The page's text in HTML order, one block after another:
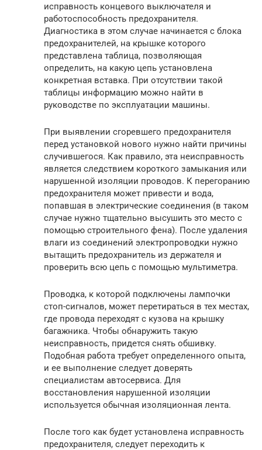
исправность концевого выключателя и
работоспособность предохранителя.
Диагностика в этом случае начинается с блока
предохранителей, на крышке которого
представлена таблица, позволяющая
определить, на какую цепь установлена
конкретная вставка. При отсутствии такой
таблицы информацию можно найти в
руководстве по эксплуатации машины.
При выявлении сгоревшего предохранителя
перед установкой нового нужно найти причины
случившегося. Как правило, эта неисправность
является следствием короткого замыкания или
нарушенной изоляции проводов. К перегоранию
предохранителя может привести и вода,
попавшая в электрические соединения (в таком
случае нужно тщательно высушить это место с
помощью строительного фена). После удаления
влаги из соединений электропроводки нужно
вытащить предохранитель из держателя и
проверить всю цепь с помощью мультиметра.
Проводка, к которой подключены лампочки
стоп-сигналов, может перетираться в тех местах,
где провода переходят с кузова на крышку
багажника. Чтобы обнаружить такую
неисправность, придется снять обшивку.
Подобная работа требует определенного опыта,
и ее выполнение следует доверять
специалистам автосервиса. Для
восстановления нарушенной изоляции
используется обычная изоляционная лента.
После того как будет установлена исправность
предохранителя, следует переходить к